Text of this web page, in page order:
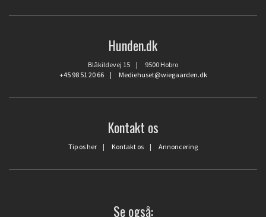
Hunden.dk
Blåkildevej 15 | 9500 Hobro
+45 98 51 20 66| Mediehuset@wiegaarden.dk
Kontakt os
Tip os her | Kontakt os | Annoncering
Se også: